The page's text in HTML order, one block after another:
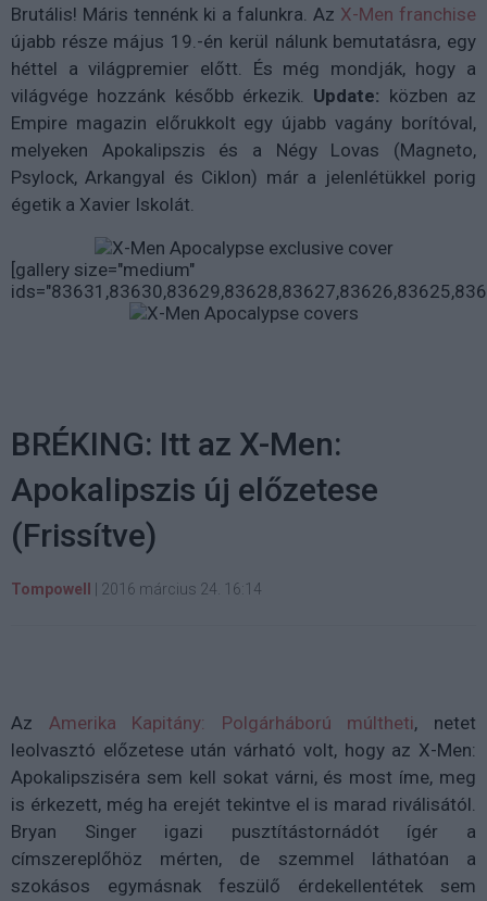
Brutális! Máris tennénk ki a falunkra. Az X-Men franchise
újabb része május 19.-én kerül nálunk bemutatásra, egy
héttel a világpremier előtt. És még mondják, hogy a
világvége hozzánk később érkezik. Update: közben az
Empire magazin előrukkolt egy újabb vagány borítóval,
melyeken Apokalipszis és a Négy Lovas (Magneto,
Psylock, Arkangyal és Ciklon) már a jelenlétükkel porig
égetik a Xavier Iskolát.
[gallery size="medium"
BRÉKING: Itt az X-Men:
Apokalipszis új előzetese
(Frissítve)
Tompowell 2016 március 24. 16:14
Az Amerika Kapitány: Polgárháború múltheti, netet
leolvasztó előzetese után várható volt, hogy az X-Men:
Apokalipsziséra sem kell sokat várni, és most íme, meg
is érkezett, még ha erejét tekintve el is marad riválisától.
Bryan Singer igazi pusztítástornádót ígér a
címszereplőhöz mérten, de szemmel láthatóan a
szokásos egymásnak feszülő érdekellentétek sem